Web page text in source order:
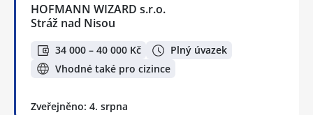
HOFMANN WIZARD s.r.o.
Stráž nad Nisou
34 000 – 40 000 Kč
Plný úvazek
Vhodné také pro cizince
Zveřejněno: 4. srpna